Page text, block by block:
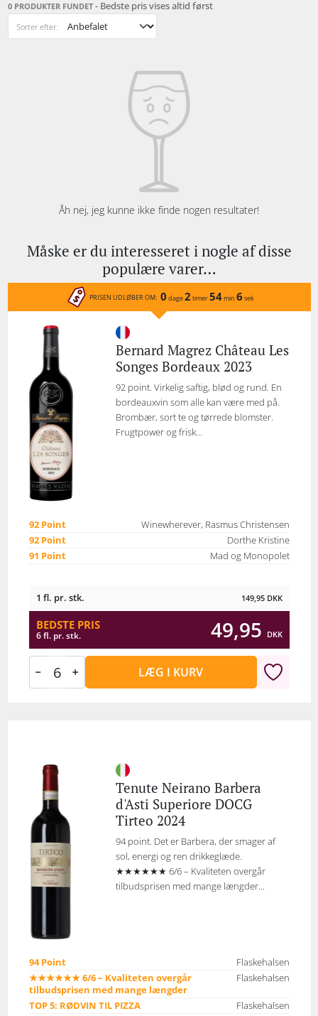
0 PRODUKTER FUNDET - Bedste pris vises altid først
Sorter efter:
Åh nej, jeg kunne ikke finde nogen resultater!
Måske er du interesseret i nogle af disse
populære varer…
PRISEN UDLØBER OM: 0 dage2 timer54min 6 sek
Bernard Magrez Château Les
Songes Bordeaux 2023
92 point. Virkelig saftig, blød og rund. En
bordeauxvin som alle kan være med på.
Brombær, sort te og tørrede blomster.
Frugtpower og frisk...
92 Point
Winewherever, Rasmus Christensen
92 Point
Dorthe Kristine
91 Point
Mad og Monopolet
1 fl. pr. stk. 149,95 DKK
BEDSTE PRIS
6 fl. pr. stk. 49,95 DKK
LÆG I KURV
Tenute Neirano Barbera
d'Asti Superiore DOCG
Tirteo 2024
94 point. Det er Barbera, der smager af
sol, energi og ren drikkeglæde.
★★★★★★ 6/6 – Kvaliteten overgår
tilbudsprisen med mange længder...
94 Point
Flaskehalsen
★★★★★★ 6/6 – Kvaliteten overgår
tilbudsprisen med mange længder
Flaskehalsen
TOP 5: RØDVIN TIL PIZZA Flaskehalsen